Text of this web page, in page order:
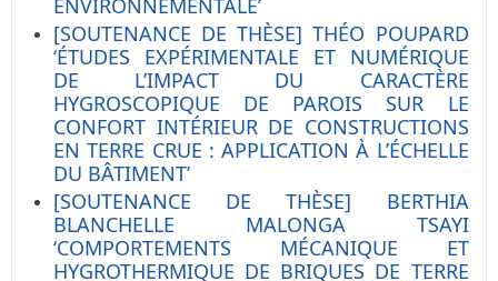
ENVIRONNEMENTALE’
[SOUTENANCE DE THÈSE] THÉO POUPARD
‘ÉTUDES EXPÉRIMENTALE ET NUMÉRIQUE
DE L’IMPACT DU CARACTÈRE
HYGROSCOPIQUE DE PAROIS SUR LE
CONFORT INTÉRIEUR DE CONSTRUCTIONS
EN TERRE CRUE : APPLICATION À L’ÉCHELLE
DU BÂTIMENT’
[SOUTENANCE DE THÈSE] BERTHIA
BLANCHELLE MALONGA TSAYI
‘COMPORTEMENTS MÉCANIQUE ET
HYGROTHERMIQUE DE BRIQUES DE TERRE